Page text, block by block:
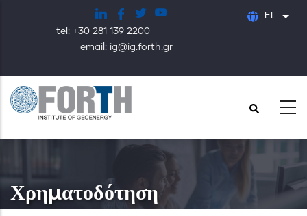
κυρίως
περιεχόμενο
tel: +30 281 139 2200
email: ig@ig.forth.gr
EL
Χρηματοδότηση